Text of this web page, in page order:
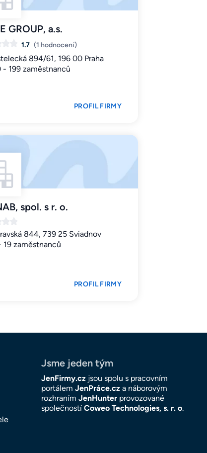
GROUP, a.s.
1.7 (1 hodnocení)
894/61, 196 00 Praha
- 199 zaměstnanců
PROFIL FIRMY
spol. s r. o.
844, 739 25 Sviadnov
19 zaměstnanců
PROFIL FIRMY
Jsme jeden tým
JenFirmy.cz jsou spolu s pracovním
portálem JenPráce.cz a náborovým
rozhraním JenHunter provozované
společností Coweo Technologies, s. r. o.